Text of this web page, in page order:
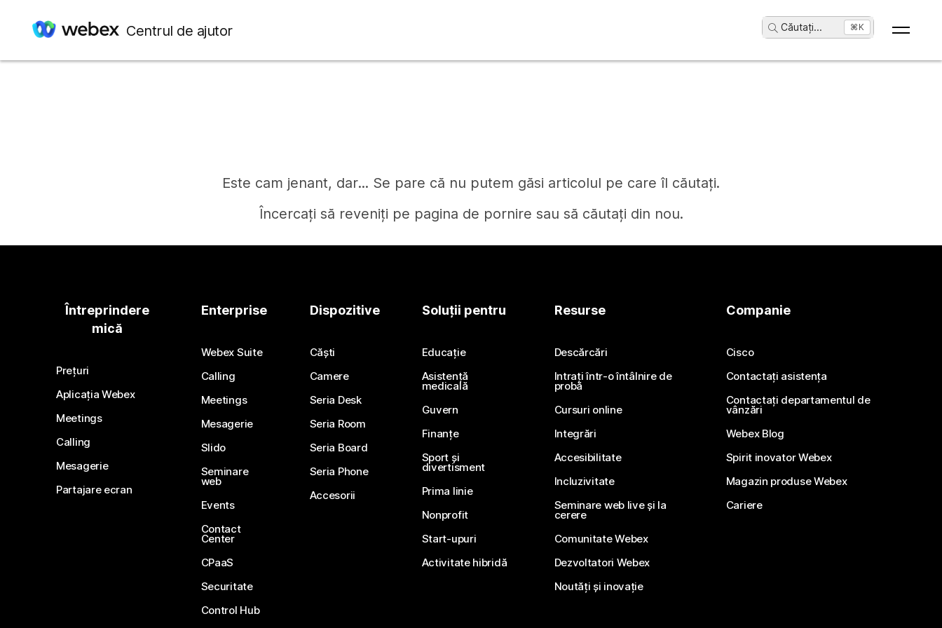
Centrul de ajutor Căutați... ⌘K
Este cam jenant, dar... Se pare că nu putem găsi articolul pe care îl căutați.
Încercați să reveniți pe pagina de pornire sau să căutați din nou.
Aveți nevoie de un răspuns?
Trimiteți o întrebare
Întreprindere
mică
Prețuri
Aplicația Webex
Meetings
Calling
Mesagerie
Partajare ecran
Enterprise
Webex Suite
Calling
Meetings
Mesagerie
Slido
Seminare
web
Events
Contact
Center
CPaaS
Securitate
Control Hub
Dispozitive
Căști
Camere
Seria Desk
Seria Room
Seria Board
Seria Phone
Accesorii
Soluții pentru
Educație
Asistență
medicală
Guvern
Finanțe
Sport și
divertisment
Prima linie
Nonprofit
Start-upuri
Activitate hibridă
Resurse
Descărcări
Intrați într-o întâlnire de
probă
Cursuri online
Integrări
Accesibilitate
Incluzivitate
Seminare web live și la
cerere
Comunitate Webex
Dezvoltatori Webex
Noutăți și inovație
Companie
Cisco
Contactați asistența
Contactați departamentul de
vânzări
Webex Blog
Spirit inovator Webex
Magazin produse Webex
Cariere